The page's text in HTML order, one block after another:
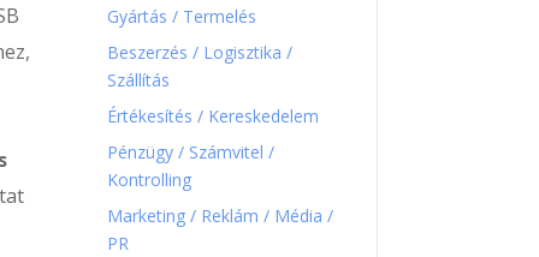
Gyártás / Termelés
Beszerzés / Logisztika /
Szállítás
Értékesítés / Kereskedelem
Pénzügy / Számvitel /
Kontrolling
Marketing / Reklám / Média /
PR